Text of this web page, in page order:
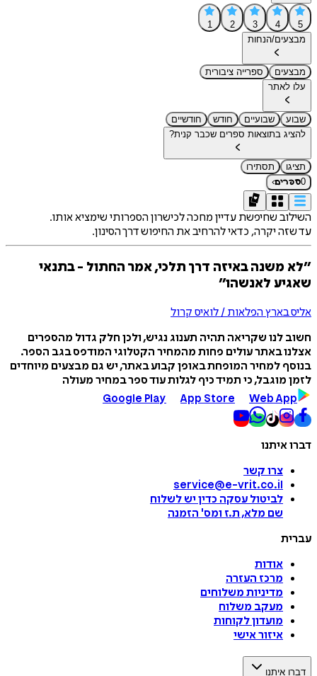
5
4
3
2
1
מבצעים/הנחות
מבצעים
ספרייה ציבורית
עלו לאתר
שבוע שבועיים חודש
חודשיים
להציג בתוצאות ספרים שכבר קנית?
תציגו
תסתירו
0ספרים›
השילוב שחיפשת עדיין מחכה לכישרון הספרותי שימציא אותו.
עד שזה יקרה, כדאי להרחיב את החיפוש דרך הסינון.
״לא משנה באיזה דרך תלכי, אמר החתול - בתנאי
שאגיע לאנשהו״
אליס בארץ הפלאות / לואיס קרול
חשוב לנו שקריאה תהיה תענוג נגיש, ולכן חלק גדול מהספרים
אצלנו באתר עולים פחות מהמחיר הקטלוגי המודפס בגב הספר.
בנוסף למחיר המופחת באופן קבוע באתר, יש גם מבצעים מיוחדים
לזמן מוגבל, כי תמיד כיף לגלות עוד ספר במחיר מעולה
Google Play
App Store Web App
דברו איתנו
צרו קשר
service@e-vrit.co.il
לביטול עסקה כדין יש לשלוח
שם מלא, ת.ז ומס' הזמנה
עברית
אודות
מרכז העזרה
מדיניות משלוחים
מעקב משלוח
מועדון לקוחות
איזור אישי
דברו איתנו